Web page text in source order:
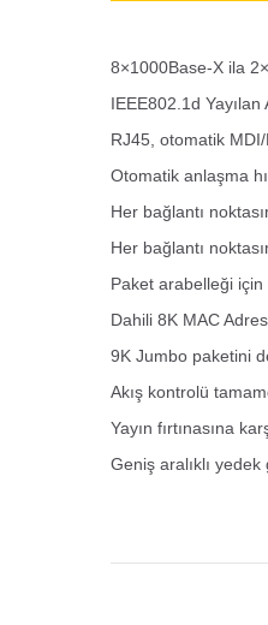
8×1000Base-X ila
IEEE802.1d Yayılan
RJ45, otomatik
Otomatik anlaşma
Her bağlantı
Her bağlantı
Paket arabelleği
Dahili 8K MAC Adres
9K Jumbo paketini
Akış kontrolü
Yayın fırtınasına
Geniş aralıklı